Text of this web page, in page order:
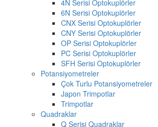
4N Serisi Optokuplörler
6N Serisi Optokuplörler
CNX Serisi Optokuplörler
CNY Serisi Optokuplörler
OP Serisi Optokuplörler
PC Serisi Optokuplörler
SFH Serisi Optokuplörler
Potansiyometreler
Çok Turlu Potansiyometreler
Japon Trimpotlar
Trimpotlar
Quadraklar
Q Serisi Quadraklar